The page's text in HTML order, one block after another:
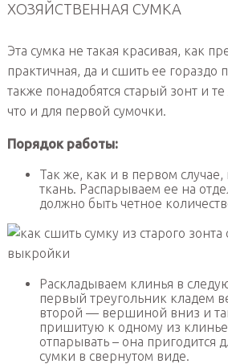
ХОЗЯЙСТВЕННАЯ СУМКА
Эта сумка не такая красивая, как
практичная, да и сшить ее
также понадобятся старый зонт и
что и для первой сумочки.
Порядок работы:
Так же, как и в первом случае,
ткань. Распарываем ее на
должно быть четное
Раскладываем клинья в
первый треугольник кладем
второй — вершиной вниз и
пришитую к одному из
отпарывать – она пригодится
сумки в свернутом виде.